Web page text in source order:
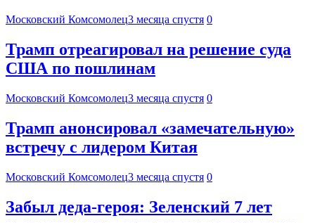
Московский Комсомолец3 месяца спустя 0
Трамп отреагировал на решение суда
США по пошлинам
Московский Комсомолец3 месяца спустя 0
Трамп анонсировал «замечательную»
встречу с лидером Китая
Московский Комсомолец3 месяца спустя 0
Забыл деда-героя: Зеленский 7 лет